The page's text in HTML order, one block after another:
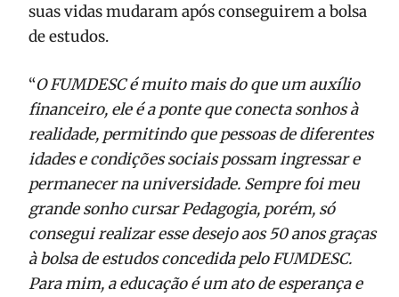
suas vidas mudaram após conseguirem a bolsa
de estudos.
“O FUMDESC é muito mais do que um auxílio
financeiro, ele é a ponte que conecta sonhos à
realidade, permitindo que pessoas de diferentes
idades e condições sociais possam ingressar e
permanecer na universidade. Sempre foi meu
grande sonho cursar Pedagogia, porém, só
consegui realizar esse desejo aos 50 anos graças
à bolsa de estudos concedida pelo FUMDESC.
Para mim, a educação é um ato de esperança e